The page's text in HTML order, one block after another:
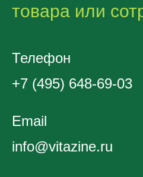
товара или
Телефон
+7 (495) 648-69-03
Email
info@vitazine.ru